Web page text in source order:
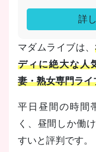
詳
マダムライブは、
ディに絶大な人
妻・熟女専門ライ
平日昼間の時間
く、昼間しか働
すいと評判です。